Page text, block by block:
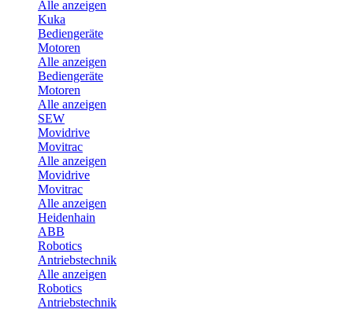
Alle anzeigen
Kuka
Bediengeräte
Motoren
Alle anzeigen
Bediengeräte
Motoren
Alle anzeigen
SEW
Movidrive
Movitrac
Alle anzeigen
Movidrive
Movitrac
Alle anzeigen
Heidenhain
ABB
Robotics
Antriebstechnik
Alle anzeigen
Robotics
Antriebstechnik